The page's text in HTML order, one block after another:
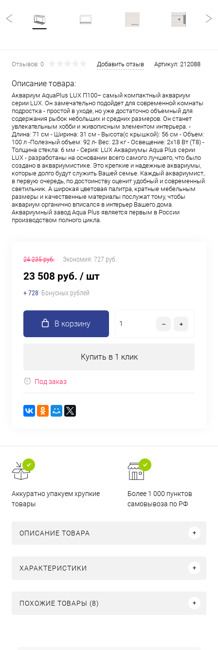
Отзывов: 0 Добавить отзыв Артикул: 212088
Описание товара:
Аквариум AquaPlus LUX П100– самый компактный аквариум
серии LUX. Он замечательно подойдет для современной комнаты
подростка - простой в уходе, но уже достаточно объемный для
содержания рыбок небольших и средних размеров. Он станет
увлекательным хобби и живописным элементом интерьера. -
Длина: 71 см - Ширина: 31 см - Высота(с крышкой): 56 см - Объем:
100 л -Полезный объем: 92 л- Вес: 23 кг - Освещение: 2х18 Вт (Т8) -
Толщина стекла: 6 мм - Серия: LUX Аквариумы Aqua Plus серии
LUX - разработаны на основании всего самого лучшего, что было
создано в аквариумистике. Это крепкие и надежные аквариумы,
которые долго будут служить Вашей семье. Каждый аквариумист,
в первую очередь, по достоинству оценит удобный и современный
светильник. А широкая цветовая палитра, кратные мебельным
размеры и качественные материалы послужат тому, чтобы
аквариум органично вписался в интерьер Вашего дома.
Аквариумный завод Aqua Plus является первым в России
производством полного цикла.
24 235 руб. Экономия: 727 руб.
23 508 руб. / шт
+ 728 Бонусных рублей
В корзину
Купить в 1 клик
Под заказ
Аккуратно упакуем хрупкие
товары
Более 1 000 пунктов
самовывоза по РФ
ОПИСАНИЕ ТОВАРА
ХАРАКТЕРИСТИКИ
ПОХОЖИЕ ТОВАРЫ (8)